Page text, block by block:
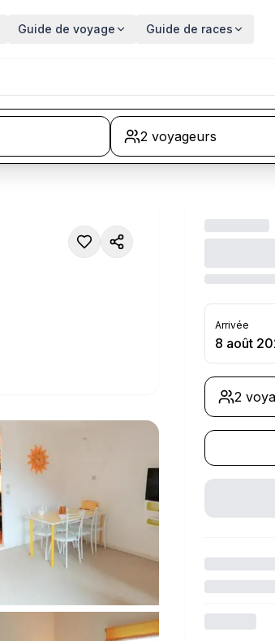
Guide de voyage Guide de races
2 voyageurs
Arrivée
8 août
2